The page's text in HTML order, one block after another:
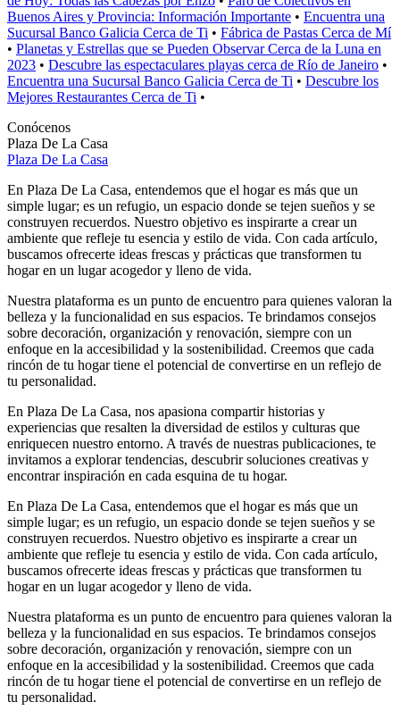
Buenos Aires y Provincia: Información Importante • Encuentra una
Sucursal Banco Galicia Cerca de Ti • Fábrica de Pastas Cerca de Mí
• Planetas y Estrellas que se Pueden Observar Cerca de la Luna en
2023 • Descubre las espectaculares playas cerca de Río de Janeiro •
Encuentra una Sucursal Banco Galicia Cerca de Ti • Descubre los
Mejores Restaurantes Cerca de Ti •
Conócenos
Plaza De La Casa
Plaza De La Casa
En Plaza De La Casa, entendemos que el hogar es más que un
simple lugar; es un refugio, un espacio donde se tejen sueños y se
construyen recuerdos. Nuestro objetivo es inspirarte a crear un
ambiente que refleje tu esencia y estilo de vida. Con cada artículo,
buscamos ofrecerte ideas frescas y prácticas que transformen tu
hogar en un lugar acogedor y lleno de vida.
Nuestra plataforma es un punto de encuentro para quienes valoran la
belleza y la funcionalidad en sus espacios. Te brindamos consejos
sobre decoración, organización y renovación, siempre con un
enfoque en la accesibilidad y la sostenibilidad. Creemos que cada
rincón de tu hogar tiene el potencial de convertirse en un reflejo de
tu personalidad.
En Plaza De La Casa, nos apasiona compartir historias y
experiencias que resalten la diversidad de estilos y culturas que
enriquecen nuestro entorno. A través de nuestras publicaciones, te
invitamos a explorar tendencias, descubrir soluciones creativas y
encontrar inspiración en cada esquina de tu hogar.
En Plaza De La Casa, entendemos que el hogar es más que un
simple lugar; es un refugio, un espacio donde se tejen sueños y se
construyen recuerdos. Nuestro objetivo es inspirarte a crear un
ambiente que refleje tu esencia y estilo de vida. Con cada artículo,
buscamos ofrecerte ideas frescas y prácticas que transformen tu
hogar en un lugar acogedor y lleno de vida.
Nuestra plataforma es un punto de encuentro para quienes valoran la
belleza y la funcionalidad en sus espacios. Te brindamos consejos
sobre decoración, organización y renovación, siempre con un
enfoque en la accesibilidad y la sostenibilidad. Creemos que cada
rincón de tu hogar tiene el potencial de convertirse en un reflejo de
tu personalidad.